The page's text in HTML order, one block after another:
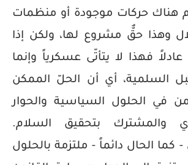
هناك حركات موجودة أو منظمات
وهذا حقٌّ مشروع لها، ولكن إذا
عادلاً فهذا لا يتأتّى عسكرياً وإنما
السلمية، أي أن الحلّ الممكن
في الحلول السياسية والحوار
والمشترك بتحقيق السلام.
الحال دائماً - ملتزمة بالحلول